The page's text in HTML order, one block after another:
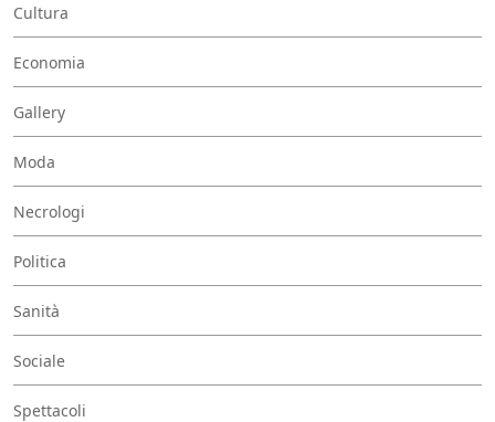
Cultura
Economia
Gallery
Moda
Necrologi
Politica
Sanità
Sociale
Spettacoli